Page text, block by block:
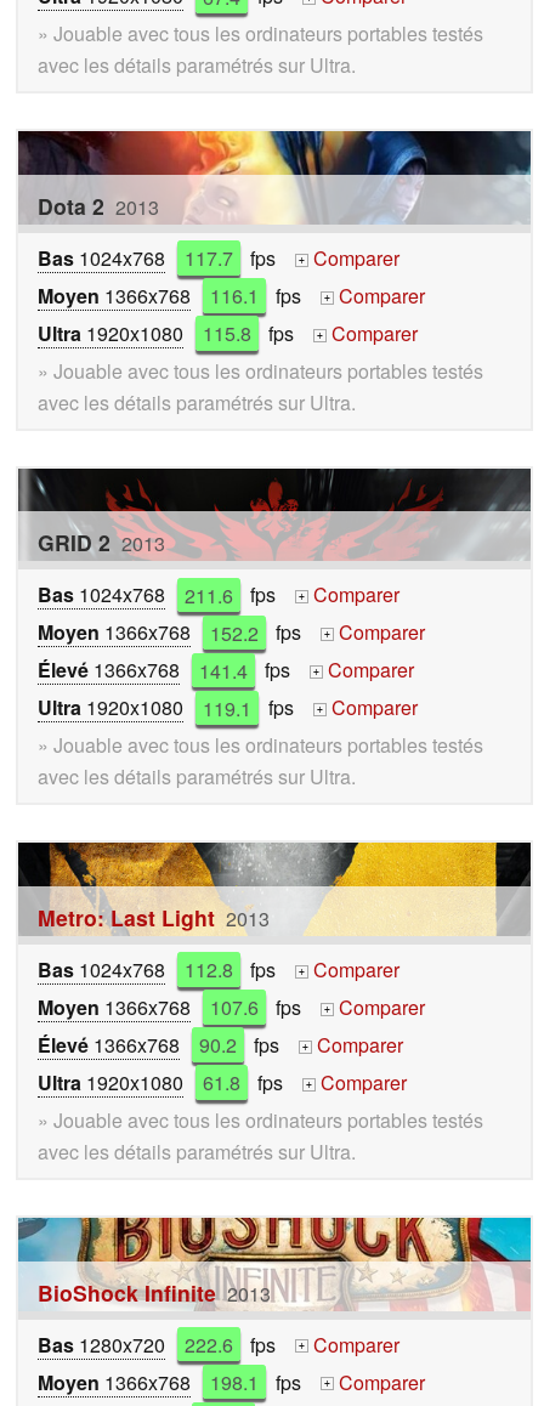
» Jouable avec tous les ordinateurs portables testés
avec les détails paramétrés sur Ultra.
Dota 2 2013
Bas 1024x768 117.7 fps +
Comparer
Moyen 1366x768 116.1 fps +
Comparer
Ultra 1920x1080 115.8 fps +
Comparer
» Jouable avec tous les ordinateurs portables testés
avec les détails paramétrés sur Ultra.
GRID 2 2013
Bas 1024x768 211.6 fps +
Comparer
Moyen 1366x768 152.2 fps +
Comparer
Élevé 1366x768 141.4 fps +
Comparer
Ultra 1920x1080 119.1 fps +
Comparer
» Jouable avec tous les ordinateurs portables testés
avec les détails paramétrés sur Ultra.
Metro: Last Light 2013
Bas 1024x768 112.8 fps +
Comparer
Moyen 1366x768 107.6 fps +
Comparer
Élevé 1366x768 90.2 fps +
Comparer
Ultra 1920x1080 61.8 fps +
Comparer
» Jouable avec tous les ordinateurs portables testés
avec les détails paramétrés sur Ultra.
BioShock Infinite 2013
Bas 1280x720 222.6 fps +
Comparer
Moyen 1366x768 198.1 fps +
Comparer